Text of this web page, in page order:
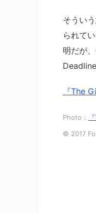
そうい
られて
明だが
『The
Photo：
© 2017